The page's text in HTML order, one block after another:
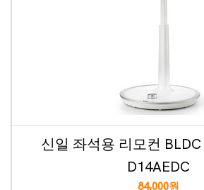
신일 좌석용 리모컨
D14AEDC
84,000원